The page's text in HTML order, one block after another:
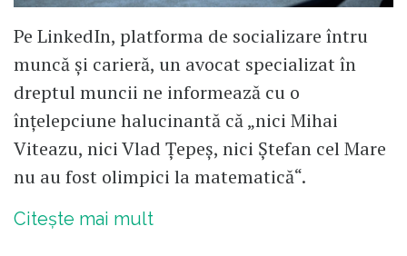
Pe LinkedIn, platforma de socializare întru
muncă și carieră, un avocat specializat în
dreptul muncii ne informează cu o
înțelepciune halucinantă că „nici Mihai
Viteazu, nici Vlad Țepeș, nici Ștefan cel Mare
nu au fost olimpici la matematică“.
Citește mai mult